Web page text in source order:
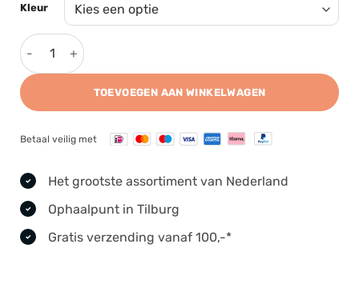
Kleur
G&G LevAR 15 aantal
TOEVOEGEN AAN WINKELWAGEN
Betaal veilig met
Het grootste assortiment van Nederland
Ophaalpunt in Tilburg
Gratis verzending vanaf 100,-*